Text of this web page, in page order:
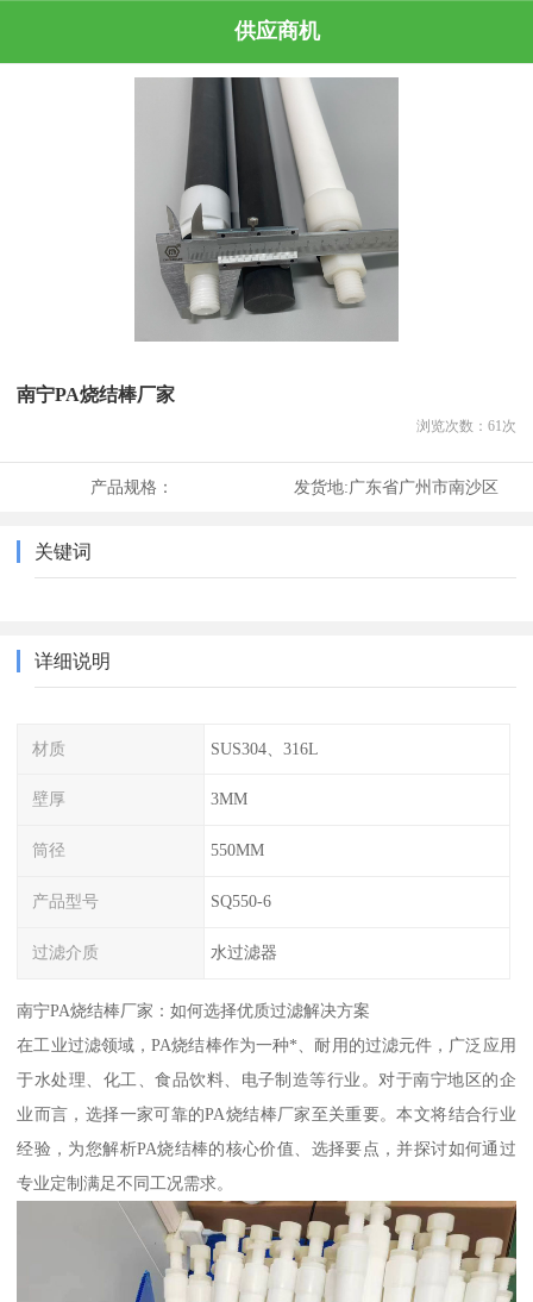
供应商机
南宁PA烧结棒厂家
浏览次数： 61 次
产品规格： 发货地:广东省广州市南沙区
关键词
详细说明
材质 SUS304、316L
壁厚 3MM
筒径 550MM
产品型号 SQ550-6
过滤介质 水过滤器
南宁PA烧结棒厂家：如何选择优质过滤解决方案
在工业过滤领域，PA烧结棒作为一种*、耐用的过滤元件，广泛应用
于水处理、化工、食品饮料、电子制造等行业。对于南宁地区的企
业而言，选择一家可靠的PA烧结棒厂家至关重要。本文将结合行业
经验，为您解析PA烧结棒的核心价值、选择要点，并探讨如何通过
专业定制满足不同工况需求。